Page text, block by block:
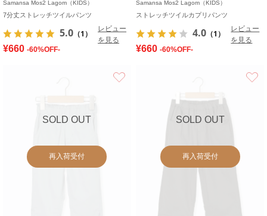
Samansa Mos2 Lagom（KIDS）
7分丈ストレッチツイルパンツ
5.0 （1）
レビュー
を見る
¥660 -60%OFF-
Samansa Mos2 Lagom（KIDS）
ストレッチツイルカプリパンツ
4.0 （1）
レビュー
を見る
¥660 -60%OFF-
SOLD OUT
再入荷受付
SOLD OUT
再入荷受付